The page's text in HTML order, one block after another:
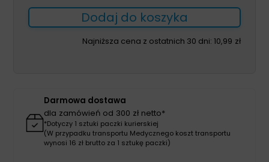
Gel
15g
1szt
martwiczej
Dodaj do koszyka
Najniższa cena z ostatnich 30 dni: 10,99 zł
Darmowa dostawa
dla zamówień od 300 zł netto*
*Dotyczy 1 sztuki paczki kurierskiej
(W przypadku transportu Medycznego koszt transportu
wynosi 16 zł brutto za 1 sztukę paczki)